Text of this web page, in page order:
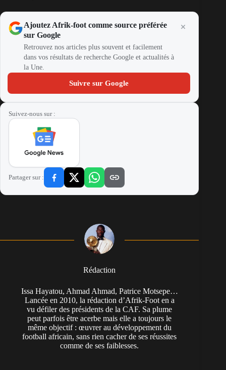
Ajoutez Afrik-foot comme source préférée
sur Google
Retrouvez nos articles plus souvent et facilement
dans vos résultats de recherche Google et actualités à
la Une.
Suivre sur Google
Suivez-nous sur :
Partager sur :
Rédaction
Issa Hayatou, Ahmad Ahmad, Patrice Motsepe…
Lancée en 2010, la rédaction d’Afrik-Foot en a
vu défiler des présidents de la CAF. Sa plume
peut parfois être acerbe mais elle a toujours le
même objectif : œuvrer au développement du
football africain, sans rien cacher de ses réussites
comme de ses faiblesses.